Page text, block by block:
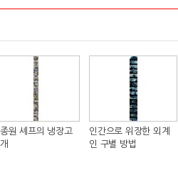
원 셰프의 냉장고
인간으로 위장한 외계
인 구별 방법